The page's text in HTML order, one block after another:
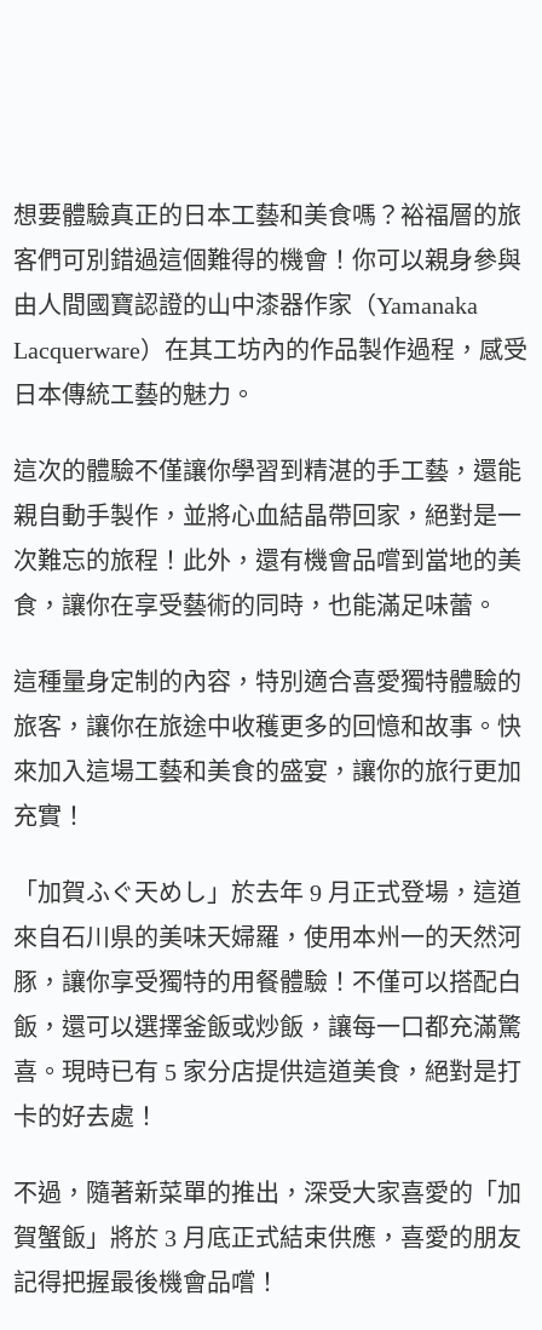
想要體驗真正的日本工藝和美食嗎？裕福層的旅
客們可別錯過這個難得的機會！你可以親身參與
由人間國寶認證的山中漆器作家（Yamanaka
Lacquerware）在其工坊內的作品製作過程，感受
日本傳統工藝的魅力。
這次的體驗不僅讓你學習到精湛的手工藝，還能
親自動手製作，並將心血結晶帶回家，絕對是一
次難忘的旅程！此外，還有機會品嚐到當地的美
食，讓你在享受藝術的同時，也能滿足味蕾。
這種量身定制的內容，特別適合喜愛獨特體驗的
旅客，讓你在旅途中收穫更多的回憶和故事。快
來加入這場工藝和美食的盛宴，讓你的旅行更加
充實！
「加賀ふぐ天めし」於去年 9 月正式登場，這道
來自石川県的美味天婦羅，使用本州一的天然河
豚，讓你享受獨特的用餐體驗！不僅可以搭配白
飯，還可以選擇釜飯或炒飯，讓每一口都充滿驚
喜。現時已有 5 家分店提供這道美食，絕對是打
卡的好去處！
不過，隨著新菜單的推出，深受大家喜愛的「加
賀蟹飯」將於 3 月底正式結束供應，喜愛的朋友
記得把握最後機會品嚐！